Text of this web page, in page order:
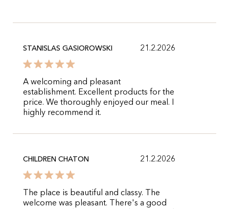
STANISLAS GASIOROWSKI 21.2.2026
A welcoming and pleasant
establishment. Excellent products for the
price. We thoroughly enjoyed our meal. I
highly recommend it.
CHILDREN CHATON 21.2.2026
The place is beautiful and classy. The
welcome was pleasant. There's a good